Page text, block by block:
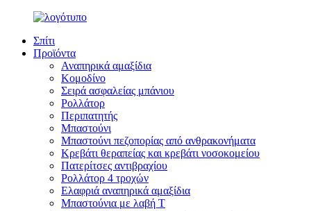
Σπίτι
Προϊόντα
Αναπηρικά αμαξίδια
Κομοδίνο
Σειρά ασφαλείας μπάνιου
Ρολλάτορ
Περιπατητής
Μπαστούνι
Μπαστούνι πεζοπορίας από ανθρακονήματα
Κρεβάτι θεραπείας και κρεβάτι νοσοκομείου
Πατερίτσες αντιβραχίου
Ρολλάτορ 4 τροχών
Ελαφριά αναπηρικά αμαξίδια
Μπαστούνια με λαβή T